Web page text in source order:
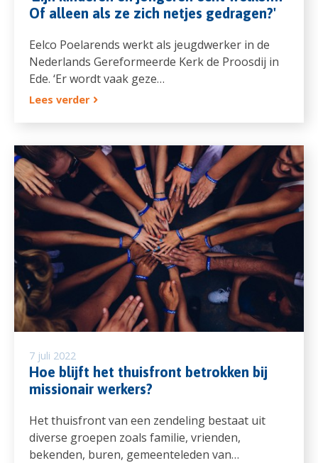
Of alleen als ze zich netjes gedragen?'
Eelco Poelarends werkt als jeugdwerker in de
Nederlands Gereformeerde Kerk de Proosdij in
Ede. ‘Er wordt vaak geze…
Lees verder
7 juli 2022
Hoe blijft het thuisfront betrokken bij
missionair werkers?
Het thuisfront van een zendeling bestaat uit
diverse groepen zoals familie, vrienden,
bekenden, buren, gemeenteleden van…